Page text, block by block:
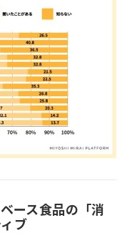
ース食品の「消
ブ